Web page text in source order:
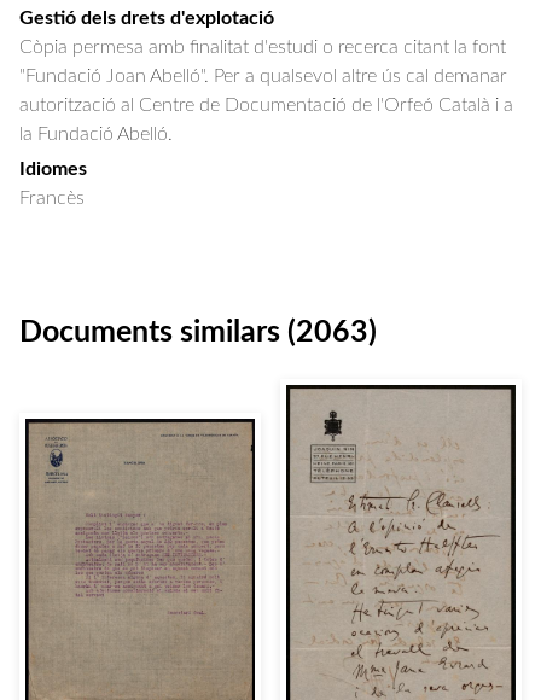
Gestió dels drets d'explotació
Còpia permesa amb finalitat d'estudi o recerca citant la font
"Fundació Joan Abelló". Per a qualsevol altre ús cal demanar
autorització al Centre de Documentació de l'Orfeó Català i a
la Fundació Abelló.
Idiomes
Francès
Documents similars (2063)